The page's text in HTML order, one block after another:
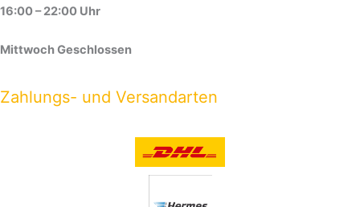
16:00 – 22:00 Uhr
Mittwoch Geschlossen
Zahlungs- und Versandarten